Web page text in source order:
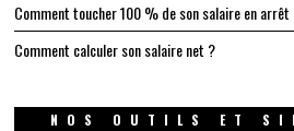
Comment toucher 100 % de son salaire en
Comment calculer son salaire net ?
NOS OUTILS ET